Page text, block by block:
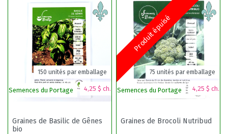
Semences du Portage 4,25 $ ch.
150 unités par emballage
Graines de Basilic de Gênes
bio
Produit épuisé
Semences du Portage 4,25 $ ch.
75 unités par emballage
Graines de Brocoli Nutribud